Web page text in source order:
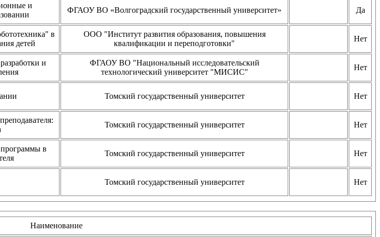
и
ФГАОУ ВО «Волгоградский государственный университет» Да
в
детей
ООО "Институт развития образования, повышения
квалификации и переподготовки"
Нет
и
ФГАОУ ВО "Национальный исследовательский
технологический университет "МИСИС"
Нет
Томский государственный университет Нет
Томский государственный университет Нет
программы в
Томский государственный университет Нет
Томский государственный университет Нет
Наименование